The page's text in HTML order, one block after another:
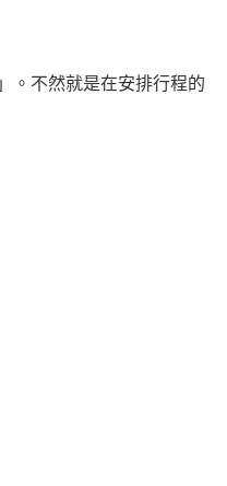
。不然就是在安排行程的